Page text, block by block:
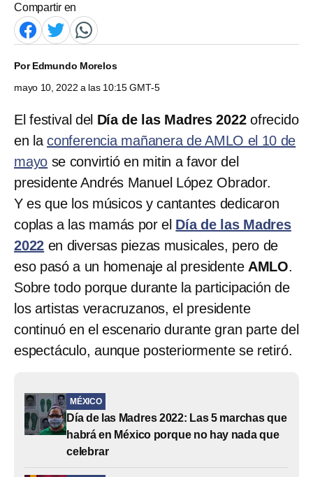
Compartir en
PorEdmundo Morelos
mayo 10, 2022 a las 10:15 GMT-5
El festival del Día de las Madres 2022ofrecido
en la conferencia mañanera de AMLO el 10 de
mayo se convirtió en mitin a favor del
presidente Andrés Manuel López Obrador.
Y es que los músicos y cantantes dedicaron
coplas a las mamás por el Día de las Madres
2022 en diversas piezas musicales, pero de
eso pasó a un homenaje al presidente AMLO.
Sobre todo porque durante la participación de
los artistas veracruzanos, el presidente
continuó en el escenario durante gran parte del
espectáculo, aunque posteriormente se retiró.
MÉXICO
Día de las Madres 2022: Las 5 marchas que
habrá en México porque no hay nada que
celebrar